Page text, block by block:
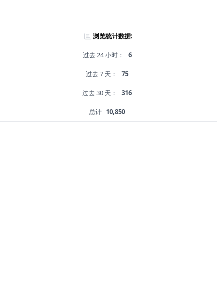
浏览统计数据:
过去 24 小时： 6
过去 7 天： 75
过去 30 天： 316
总计 10,850